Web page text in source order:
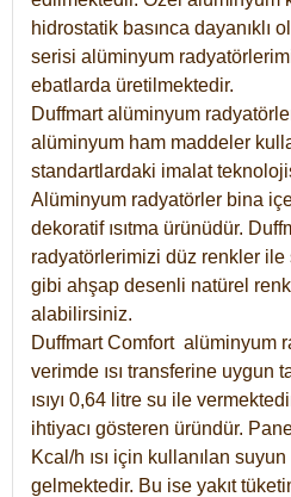
hidrostatik basınca dayanıklı
serisi alüminyum
ebatlarda üretilmektedir.
Duffmart alüminyum
alüminyum ham maddeler
standartlardaki imalat
Alüminyum radyatörler bina
dekoratif ısıtma ürünüdür.
radyatörlerimizi düz renkler
gibi ahşap desenli natürel
alabilirsiniz.
Duffmart Comfort alüminyum
verimde ısı transferine uygun
ısıyı 0,64 litre su ile
ihtiyacı gösteren üründür.
Kcal/h ısı için kullanılan suyun
gelmektedir. Bu ise yakıt